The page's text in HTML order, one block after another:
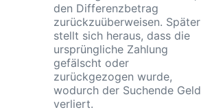
den Differenzbetrag
zurückzuüberweisen. Später
stellt sich heraus, dass die
ursprüngliche Zahlung
gefälscht oder
zurückgezogen wurde,
wodurch der Suchende Geld
verliert.